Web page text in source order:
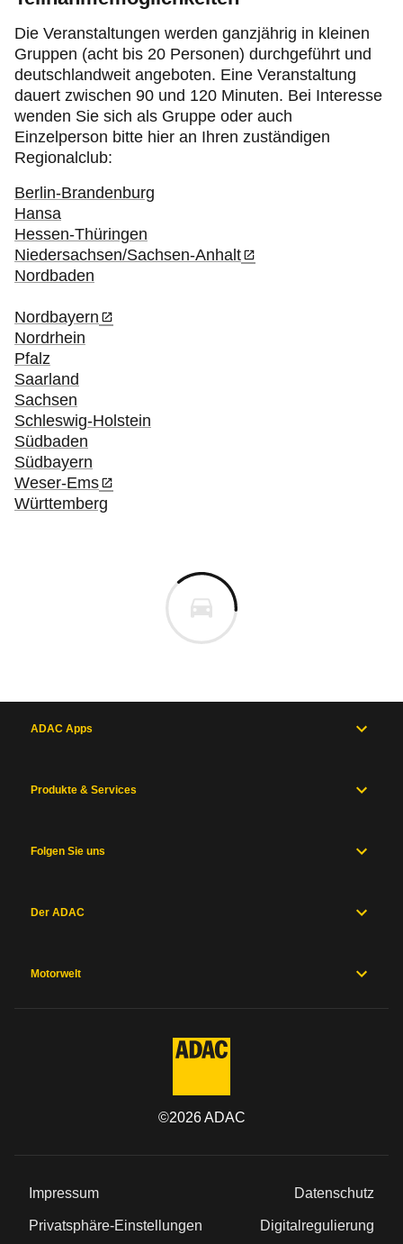
Die Veranstaltungen werden ganzjährig in kleinen
Gruppen (acht bis 20 Personen) durchgeführt und
deutschlandweit angeboten. Eine Veranstaltung
dauert zwischen 90 und 120 Minuten. Bei Interesse
wenden Sie sich als Gruppe oder auch
Einzelperson bitte hier an Ihren zuständigen
Regionalclub:
Berlin-Brandenburg
Hansa
Hessen-Thüringen
Niedersachsen/Sachsen-Anhalt
Nordbaden
Nordbayern
Nordrhein
Pfalz
Saarland
Sachsen
Schleswig-Holstein
Südbaden
Südbayern
Weser-Ems
Württemberg
ADAC Apps
Produkte & Services
Folgen Sie uns
Der ADAC
Motorwelt
©2026ADAC
Impressum Datenschutz
Privatsphäre-Einstellungen Digitalregulierung